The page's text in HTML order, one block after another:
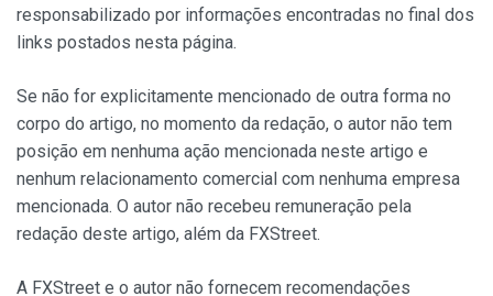
responsabilizado por informações encontradas no final dos
links postados nesta página.
Se não for explicitamente mencionado de outra forma no
corpo do artigo, no momento da redação, o autor não tem
posição em nenhuma ação mencionada neste artigo e
nenhum relacionamento comercial com nenhuma empresa
mencionada. O autor não recebeu remuneração pela
redação deste artigo, além da FXStreet.
A FXStreet e o autor não fornecem recomendações